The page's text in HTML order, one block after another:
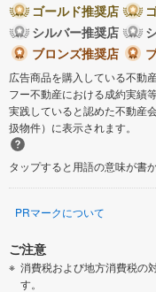
ゴールド推奨店
シルバー推奨店
ブロンズ推奨店
広告商品を購入している不動
フー不動産における成約実績
実践していると認めた不動産
扱物件）に表示されます。
タップすると用語の意味が書
PRマークについて
ご注意
消費税および地方消費税の
す。